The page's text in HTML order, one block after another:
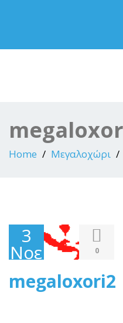
Home Μεγαλοχώρι
3
Νοεμβρίου
0
megaloxori2